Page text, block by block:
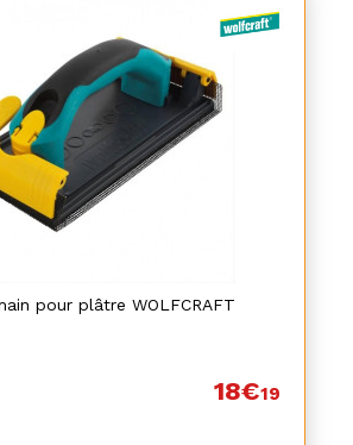
pour plâtre WOLFCRAFT
18€19